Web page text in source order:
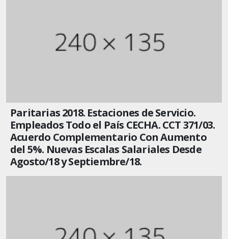
Paritarias 2018. Estaciones de Servicio.
Empleados Todo el País CECHA. CCT 371/03.
Acuerdo Complementario Con Aumento
del 5%. Nuevas Escalas Salariales Desde
Agosto/18 y Septiembre/18.